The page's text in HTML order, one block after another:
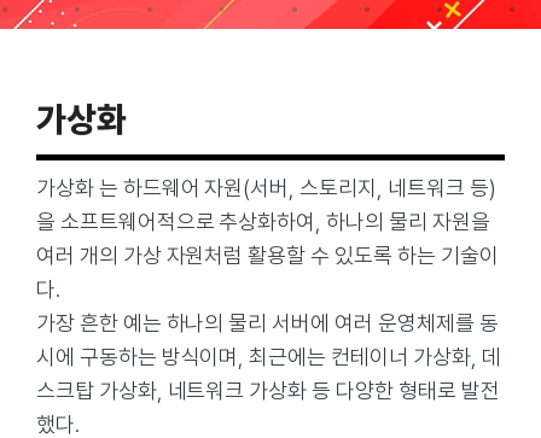
Search
가상화
가상화 는 하드웨어 자원(서버, 스토리지, 네트워크 등)
을 소프트웨어적으로 추상화하여, 하나의 물리 자원을
여러 개의 가상 자원처럼 활용할 수 있도록 하는 기술이
다.
가장 흔한 예는 하나의 물리 서버에 여러 운영체제를 동
시에 구동하는 방식이며, 최근에는 컨테이너 가상화, 데
스크탑 가상화, 네트워크 가상화 등 다양한 형태로 발전
했다.